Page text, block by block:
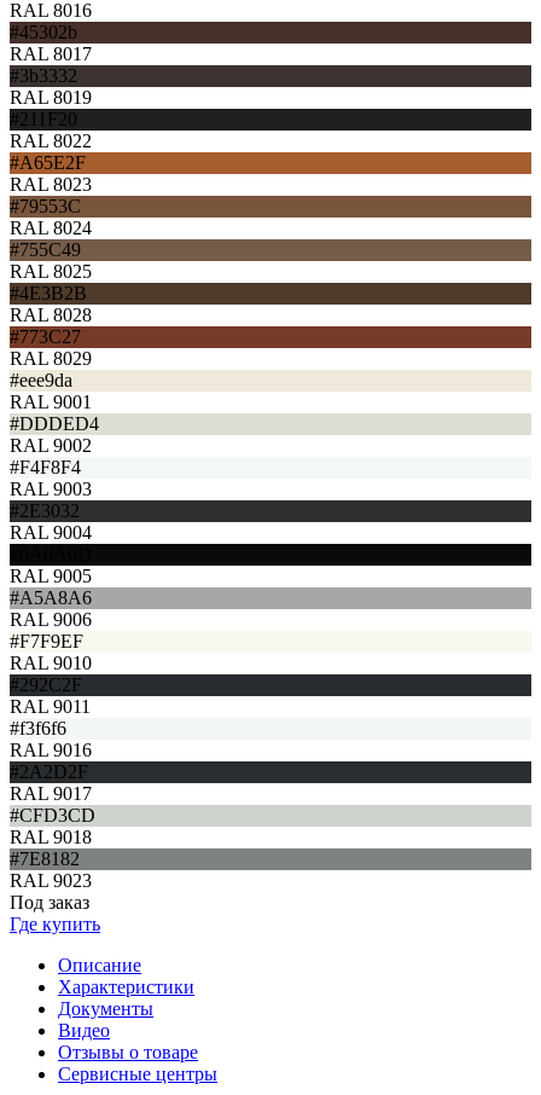
RAL 8016
#45302b
RAL 8017
#3b3332
RAL 8019
#211F20
RAL 8022
#A65E2F
RAL 8023
#79553C
RAL 8024
#755C49
RAL 8025
#4E3B2B
RAL 8028
#773C27
RAL 8029
#eee9da
RAL 9001
#DDDED4
RAL 9002
#F4F8F4
RAL 9003
#2E3032
RAL 9004
RAL 9005
#A5A8A6
RAL 9006
#F7F9EF
RAL 9010
#292C2F
RAL 9011
#f3f6f6
RAL 9016
#2A2D2F
RAL 9017
#CFD3CD
RAL 9018
#7E8182
RAL 9023
Под заказ
Где купить
Описание
Характеристики
Документы
Видео
Отзывы о товаре
Сервисные центры